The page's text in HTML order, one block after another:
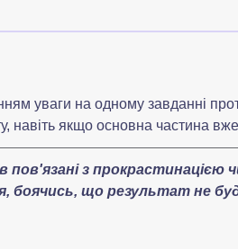
уваги на одному завданні
навіть якщо основна частина
з прокрастинацією
боячись, що результат не
призначених